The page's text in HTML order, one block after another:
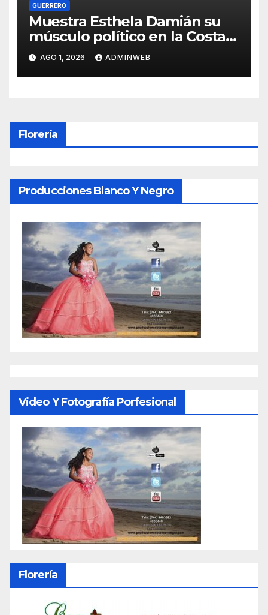
GUERRERO
Muestra Esthela Damián su
músculo político en la Costa
Grande: más de 2 mil
personas abarrotaron
asamblea en agua de correa
AGO 1, 2026 ADMINWEB
Florería
Producciones Blanco Y Negro
Video Y Fotografía Porfesional
Florería